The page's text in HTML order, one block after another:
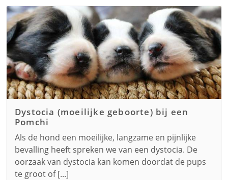
Dystocia (moeilijke geboorte) bij een
Pomchi
Als de hond een moeilijke, langzame en pijnlijke
bevalling heeft spreken we van een dystocia. De
oorzaak van dystocia kan komen doordat de pups
te groot of [...]